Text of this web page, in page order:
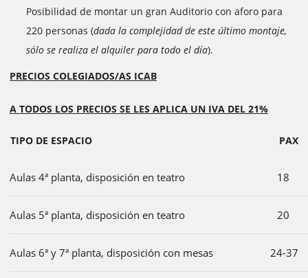
Posibilidad de montar un gran Auditorio con aforo para
220 personas (dada la complejidad de este último montaje,
sólo se realiza el alquiler para todo el día).
PRECIOS COLEGIADOS/AS ICAB
A TODOS LOS PRECIOS SE LES APLICA UN IVA DEL 21%
TIPO DE ESPACIO PAX
Aulas 4ª planta, disposición en teatro 18
Aulas 5ª planta, disposición en teatro 20
Aulas 6ª y 7ª planta, disposición con mesas 24-37